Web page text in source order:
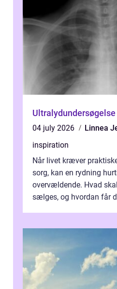
04 july 2026
Linnea
inspiration
Når livet kræver
sorg, kan en rydning
overvældende. Hvad
sælges, og hvordan får